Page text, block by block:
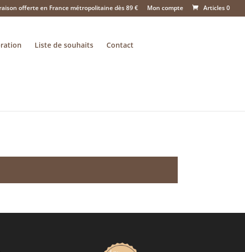
offerte en France métropolitaine dès 89 € Mon compte Articles 0
Liste de souhaits Contact